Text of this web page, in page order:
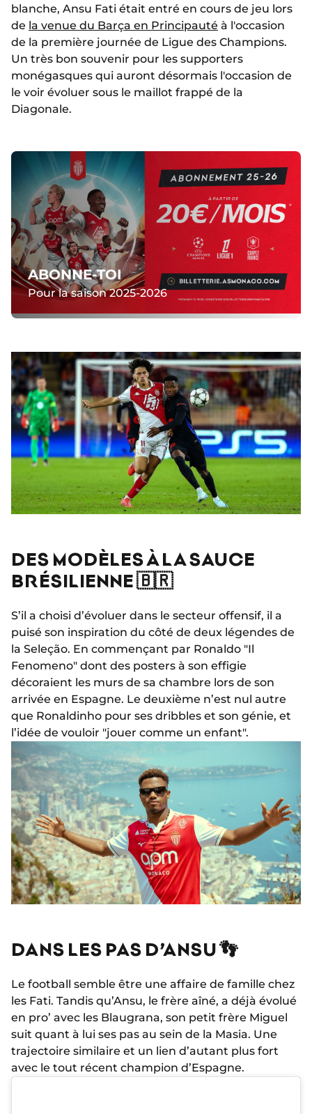
blanche, Ansu Fati était entré en cours de jeu lors
de la venue du Barça en Principauté à l'occasion
de la première journée de Ligue des Champions.
Un très bon souvenir pour les supporters
monégasques qui auront désormais l'occasion de
le voir évoluer sous le maillot frappé de la
Diagonale.
ABONNE-TOI
Pour la saison 2025-2026
DES MODÈLES À LA SAUCE
BRÉSILIENNE 🇧🇷
S’il a choisi d’évoluer dans le secteur offensif, il a
puisé son inspiration du côté de deux légendes de
la Seleção. En commençant par Ronaldo "Il
Fenomeno" dont des posters à son effigie
décoraient les murs de sa chambre lors de son
arrivée en Espagne. Le deuxième n’est nul autre
que Ronaldinho pour ses dribbles et son génie, et
l’idée de vouloir "jouer comme un enfant".
DANS LES PAS D’ANSU 👣
Le football semble être une affaire de famille chez
les Fati. Tandis qu’Ansu, le frère aîné, a déjà évolué
en pro’ avec les Blaugrana, son petit frère Miguel
suit quant à lui ses pas au sein de la Masia. Une
trajectoire similaire et un lien d’autant plus fort
avec le tout récent champion d’Espagne.